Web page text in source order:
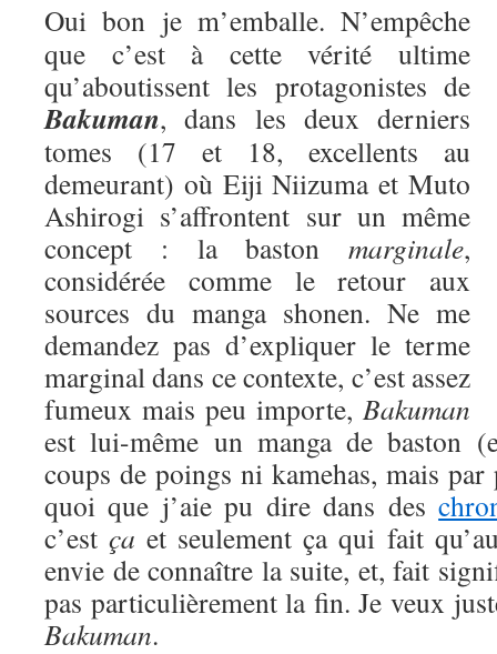
Oui bon je m’emballe. N’empêche
que c’est à cette vérité ultime
qu’aboutissent les protagonistes de
Bakuman, dans les deux derniers
tomes (17 et 18, excellents au
demeurant) où Eiji Niizuma et Muto
Ashirogi s’affrontent sur un même
concept : la baston marginale,
considérée comme le retour aux
sources du manga shonen. Ne me
demandez pas d’expliquer le terme
marginal dans ce contexte, c’est assez
fumeux mais peu importe, Bakuman
est lui-même un manga de baston
coups de poings ni kamehas, mais
quoi que j’aie pu dire dans des
c’estça et seulement ça qui fait
envie de connaître la suite, et, fait
pas particulièrement la fin. Je veux
Bakuman.